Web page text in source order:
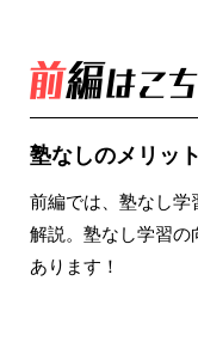
塾なしのメリッ
前編では、塾なし学
解説。塾なし学習の
あります！